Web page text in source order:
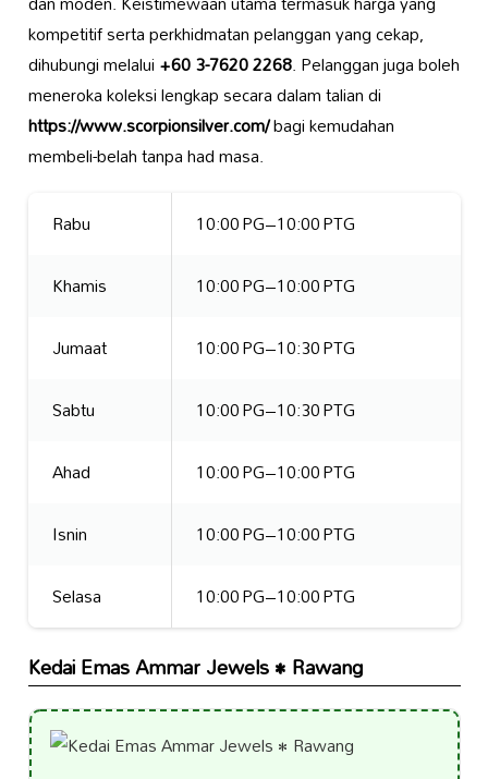
kompetitif serta perkhidmatan pelanggan yang cekap,
dihubungi melalui+60 3-7620 2268. Pelanggan juga boleh
meneroka koleksi lengkap secara dalam talian di
https://www.scorpionsilver.com/bagi kemudahan
membeli-belah tanpa had masa.
Rabu
10:00 PG–10:00 PTG
Khamis
10:00 PG–10:00 PTG
Jumaat
10:00 PG–10:30 PTG
Sabtu
10:00 PG–10:30 PTG
Ahad
10:00 PG–10:00 PTG
Isnin
10:00 PG–10:00 PTG
Selasa
10:00 PG–10:00 PTG
Kedai Emas Ammar Jewels • Rawang